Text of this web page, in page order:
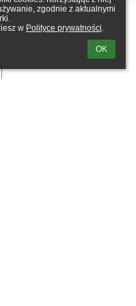
zgodnie z aktualnymi
w Polityce prywatności.
OK